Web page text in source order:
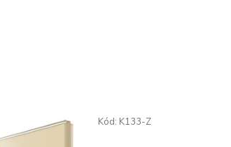
Kód: K133-Z